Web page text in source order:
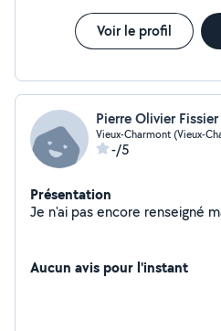
Voir le profil
Pierre Olivier Fissier
Vieux-Charmont (Vieux-
-/5
Présentation
Aucun avis pour l'instant